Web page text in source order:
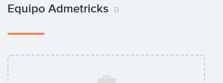
Equipo Admetricks 0